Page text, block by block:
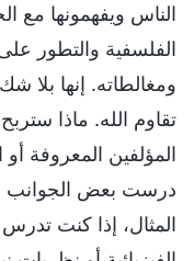
الناس ويفهمونها مع
الفلسفية والتطور
ومغالطاته. إنها
تقاوم الله. ماذا
المؤلفين المعروفة أو
درست بعض الجوانب
المثال، إذا كنت